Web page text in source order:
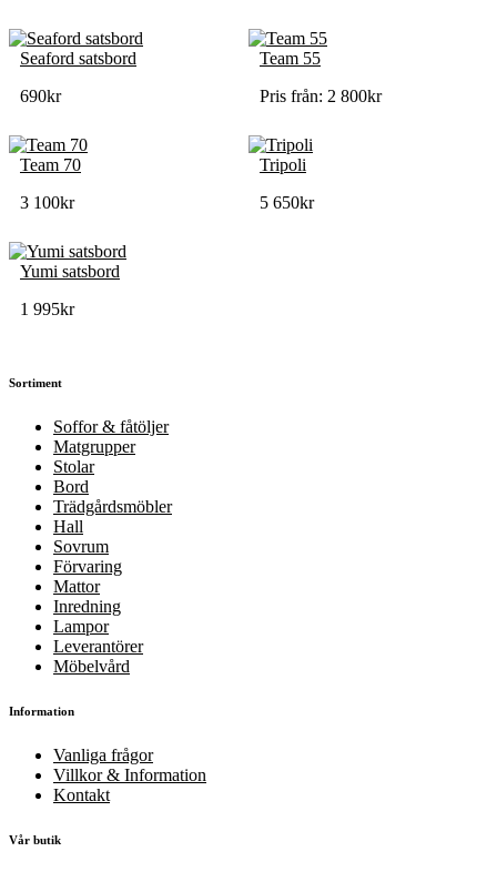
Seaford satsbord
690kr
Team 55
Pris från: 2 800kr
Team 70
3 100kr
Tripoli
5 650kr
Yumi satsbord
1 995kr
Sortiment
Soffor & fåtöljer
Matgrupper
Stolar
Bord
Trädgårdsmöbler
Hall
Sovrum
Förvaring
Mattor
Inredning
Lampor
Leverantörer
Möbelvård
Information
Vanliga frågor
Villkor & Information
Kontakt
Vår butik